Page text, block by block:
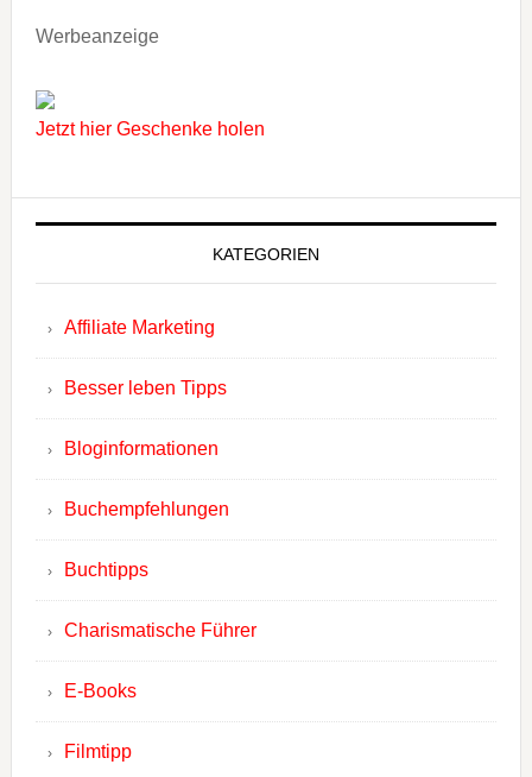
Werbeanzeige
Jetzt hier Geschenke holen
KATEGORIEN
Affiliate Marketing
Besser leben Tipps
Bloginformationen
Buchempfehlungen
Buchtipps
Charismatische Führer
E-Books
Filmtipp